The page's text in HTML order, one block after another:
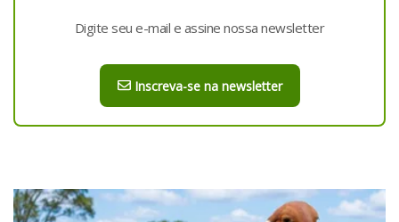
Digite seu e-mail e assine nossa newsletter
Inscreva-se na newsletter